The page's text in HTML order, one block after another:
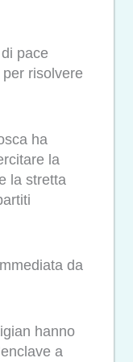
pace
risolvere
ha
la
la stretta
da
hanno
a